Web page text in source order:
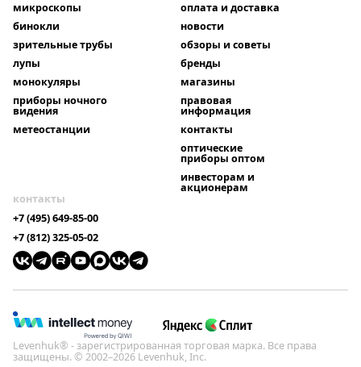
микроскопы
бинокли
зрительные трубы
лупы
монокуляры
приборы ночного
видения
метеостанции
оплата и доставка
новости
обзоры и советы
бренды
магазины
правовая
информация
контакты
оптические
приборы оптом
инвесторам и
акционерам
контакты
+7 (495) 649-85-00
+7 (812) 325-05-02
Levenhuk® - зарегистрированная торговая марка. Все права
защищены. © 2002–2026 Levenhuk, Inc.